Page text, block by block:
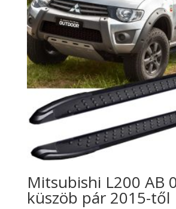
Mitsubishi L200 AB
küszöb pár 2015-től